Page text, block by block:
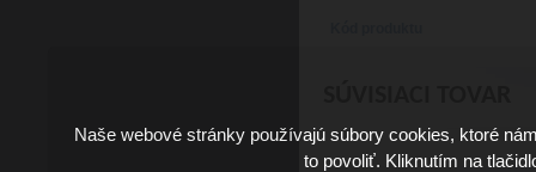
Naše webové stránky používajú súbory cookies, ktoré
to povoliť. Kliknutím na